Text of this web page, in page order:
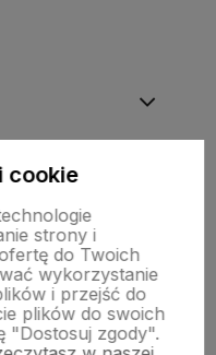
cookie
strony i
do Twoich
wykorzystanie
i przejść do
plików do swoich
"Dostosuj zgody".